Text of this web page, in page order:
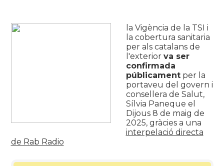
la Vigència de la TSI i
la cobertura sanitaria
per als catalans de
l'exterior va ser
confirmada
públicamentper la
portaveu del govern i
consellera de Salut,
Sílvia Paneque el
Dijous 8 de maig de
2025, gràcies a una
interpelació directa
de Rab Radio